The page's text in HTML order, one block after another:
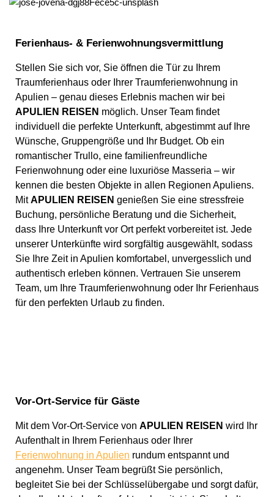
Ferienhaus- & Ferienwohnungsvermittlung
Stellen Sie sich vor, Sie öffnen die Tür zu Ihrem
Traumferienhaus oder Ihrer Traumferienwohnung in
Apulien – genau dieses Erlebnis machen wir bei
APULIEN REISEN möglich. Unser Team findet
individuell die perfekte Unterkunft, abgestimmt auf Ihre
Wünsche, Gruppengröße und Ihr Budget. Ob ein
romantischer Trullo, eine familienfreundliche
Ferienwohnung oder eine luxuriöse Masseria – wir
kennen die besten Objekte in allen Regionen Apuliens.
MitAPULIEN REISEN genießen Sie eine stressfreie
Buchung, persönliche Beratung und die Sicherheit,
dass Ihre Unterkunft vor Ort perfekt vorbereitet ist. Jede
unserer Unterkünfte wird sorgfältig ausgewählt, sodass
Sie Ihre Zeit in Apulien komfortabel, unvergesslich und
authentisch erleben können. Vertrauen Sie unserem
Team, um Ihre Traumferienwohnung oder Ihr Ferienhaus
für den perfekten Urlaub zu finden.
Vor-Ort-Service für Gäste
Mit dem Vor-Ort-Service von APULIEN REISEN wird Ihr
Aufenthalt in Ihrem Ferienhaus oder Ihrer
Ferienwohnung in Apulien rundum entspannt und
angenehm. Unser Team begrüßt Sie persönlich,
begleitet Sie bei der Schlüsselübergabe und sorgt dafür,